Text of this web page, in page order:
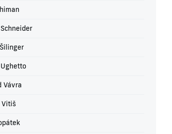
Vávra
Vitiš